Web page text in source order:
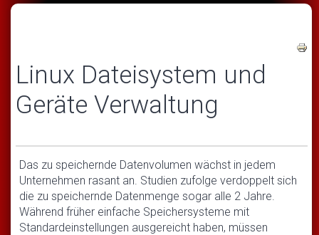
Linux Dateisystem und
Geräte Verwaltung
Das zu speichernde Datenvolumen wächst in jedem
Unternehmen rasant an. Studien zufolge verdoppelt sich
die zu speichernde Datenmenge sogar alle 2 Jahre.
Während früher einfache Speichersysteme mit
Standardeinstellungen ausgereicht haben, müssen